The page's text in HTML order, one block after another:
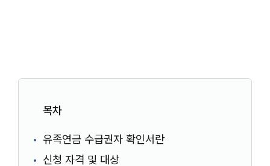
목차
유족연금 수급권자 확인서란
신청 자격 및 대상